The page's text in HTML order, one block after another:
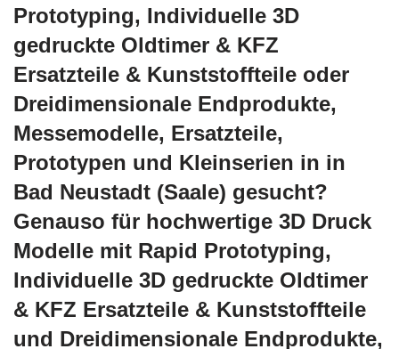
Prototyping, Individuelle 3D
gedruckte Oldtimer & KFZ
Ersatzteile & Kunststoffteile oder
Dreidimensionale Endprodukte,
Messemodelle, Ersatzteile,
Prototypen und Kleinserien in in
Bad Neustadt (Saale) gesucht?
Genauso für hochwertige 3D Druck
Modelle mit Rapid Prototyping,
Individuelle 3D gedruckte Oldtimer
& KFZ Ersatzteile & Kunststoffteile
und Dreidimensionale Endprodukte,